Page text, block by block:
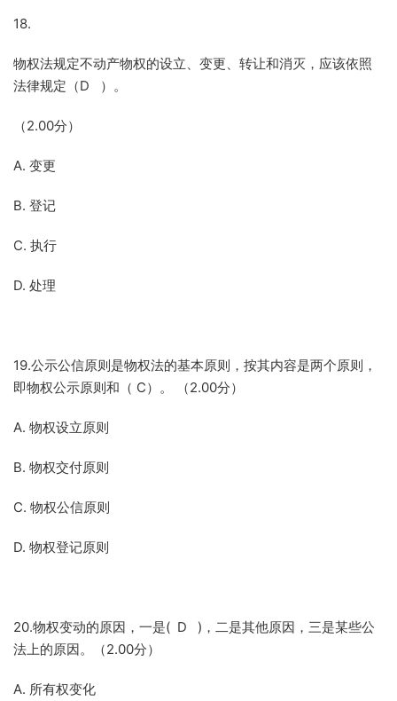
18.
物权法规定不动产物权的设立、变更、转让和消灭，应该依照
法律规定（D ）。
（2.00分）
A. 变更
B. 登记
C. 执行
D. 处理
19.公示公信原则是物权法的基本原则，按其内容是两个原则，
即物权公示原则和（ C）。 （2.00分）
A. 物权设立原则
B. 物权交付原则
C. 物权公信原则
D. 物权登记原则
20.物权变动的原因，一是( D )，二是其他原因，三是某些公
法上的原因。（2.00分）
A. 所有权变化